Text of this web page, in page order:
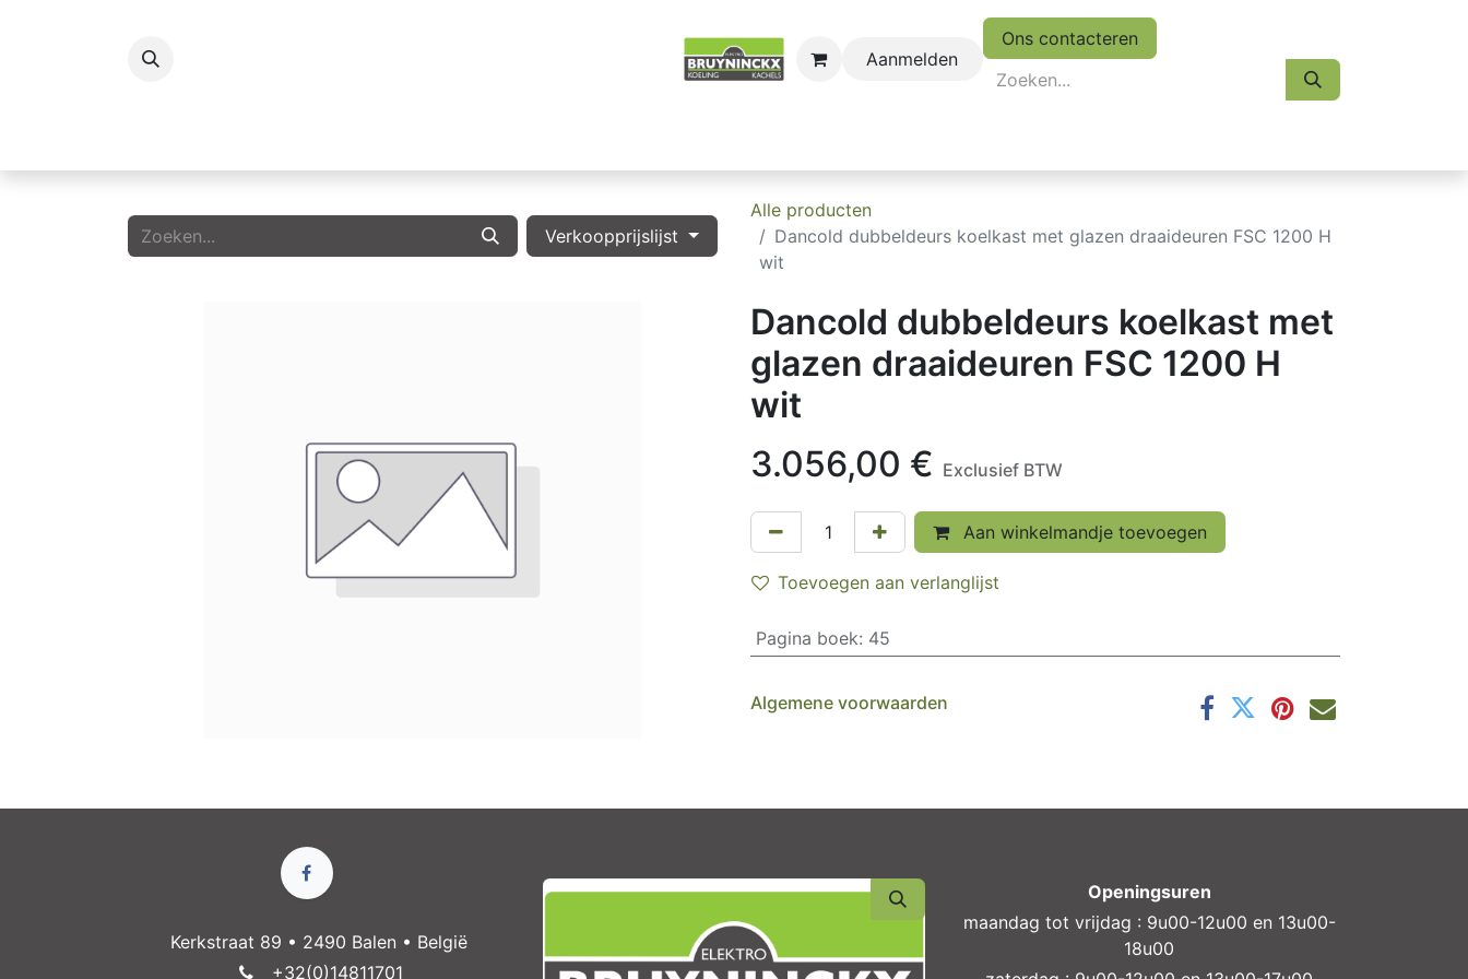
Aanmelden
Ons contacteren
Verkoopprijslijst
Alle producten
Dancold dubbeldeurs koelkast met glazen draaideuren FSC 1200 H
wit
Dancold dubbeldeurs koelkast met
glazen draaideuren FSC 1200 H
wit
3.056,00 € Exclusief BTW
Aan winkelmandje toevoegen
Toevoegen aan verlanglijst
Pagina boek: 45
Algemene voorwaarden
Kerkstraat 89 • 2490 Balen • België
+32(0)14811​701
Openingsuren
maandag tot vrijdag : 9u00-12u00 en 13u00-
18u00